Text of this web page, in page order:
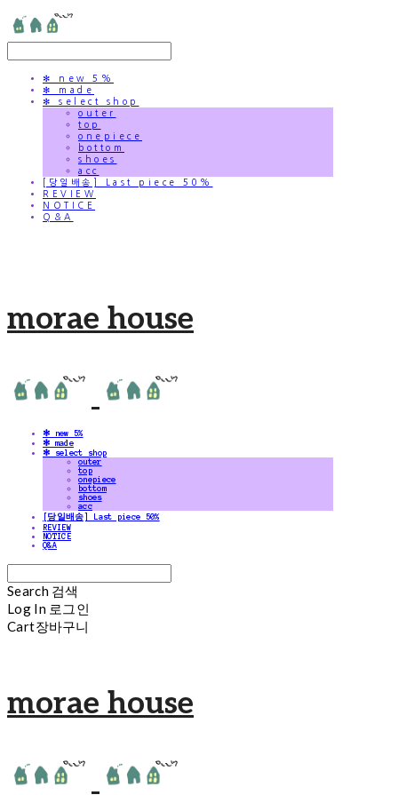
✻ new 5%
✻ made
✻ select shop
outer
top
onepiece
bottom
shoes
acc
[당일배송] Last piece 50%
REVIEW
NOTICE
Q&A
morae house
✻ new 5%
✻ made
✻ select shop
outer
top
onepiece
bottom
shoes
acc
[당일배송] Last piece 50%
REVIEW
NOTICE
Q&A
Search 검색
Log In 로그인
Cart장바구니
morae house